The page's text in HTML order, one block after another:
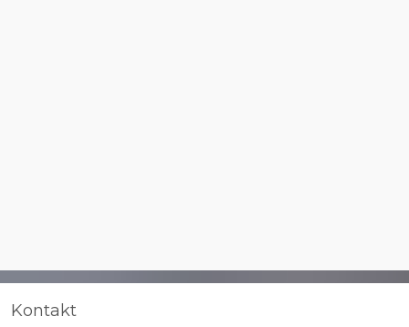
Kontakt